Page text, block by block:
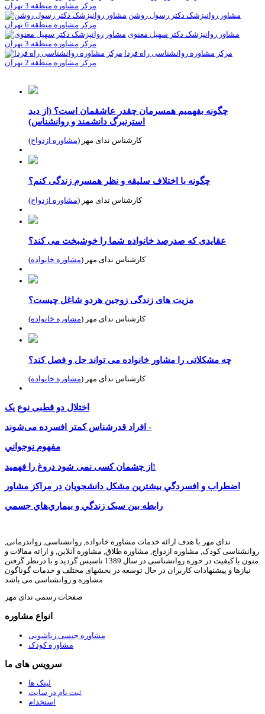
مرکز مشاوره منطقه 3 تهران
مشاور روانپزشک دکتر رسول روشن
مرکز مشاوره منطقه 6 تهران
مشاور روانپزشک دکتر سهیل معنوی
مرکز مشاوره منطقه 3 تهران
مرکز مشاوره روانشناسی راه فردا
مرکز مشاوره منطقه 2 تهران
چگونه بفهمیم همسرمان چقدر عاشقمان است؟ (از دید
استرنبرگ دانشمند و روانشناس)
کارشناس ندای مهر (مشاوره ازدواج)
چگونه با اختلاف سلیقه و نظر همسرم زندگی کنم؟
کارشناس ندای مهر (مشاوره ازدواج)
عقایدی که صدرصد خانواده شما را خوشبخت می کند؟
کارشناس ندای مهر (مشاوره خانواده)
مزیت های زندگی زوجین هردو شاغل چیست؟
کارشناس ندای مهر (مشاوره خانواده)
چه مشکلاتی را مشاور خانواده می تواند حل و فصل کند؟
کارشناس ندای مهر (مشاوره خانواده)
اختلال دو قطبى نوع يک
افراد قدرشناس کمتر افسرده می‌شوند -
مفهوم نوجواني
از چشمان کسی نمی شود دروغ را فهمید!
اضطراب و افسردگي بيشترين مشکل دانشجويان در مراکز مشاور
رابطه بين سبک زندگي و بيماري‌هاي جسمي
ندای مهر با هدف ارائه خدمات مشاوره خانواده, روانشناسی, رواندرمانی,
روانشناسی کودک, مشاوره ازدواج, مشاوره طلاق, مشاوره آنلاین, و ارائه مقالات و
متون با کیفیت در حوزه روانشناسی در سال 1389 تاسیس گردید و با درنظر گرفتن
نیازها و پیشنهادات کاربران در حال توسعه در بخشهای مختلف و خدمات گوناگون
مشاوره و روانشناسی می باشد
صفحات رسمی ندای مهر
انواع مشاوره
مشاوره جنسی زناشویی
مشاوره کودک
سرویس های ما
لینک ها
ثبت نام در سایت
استخدام